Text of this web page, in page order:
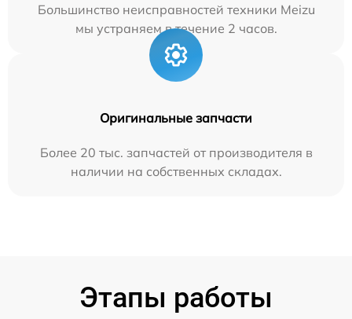
Большинство неисправностей техники Meizu
мы устраняем в течение 2 часов.
Оригинальные запчасти
Более 20 тыс. запчастей от производителя в
наличии на собственных складах.
Этапы работы